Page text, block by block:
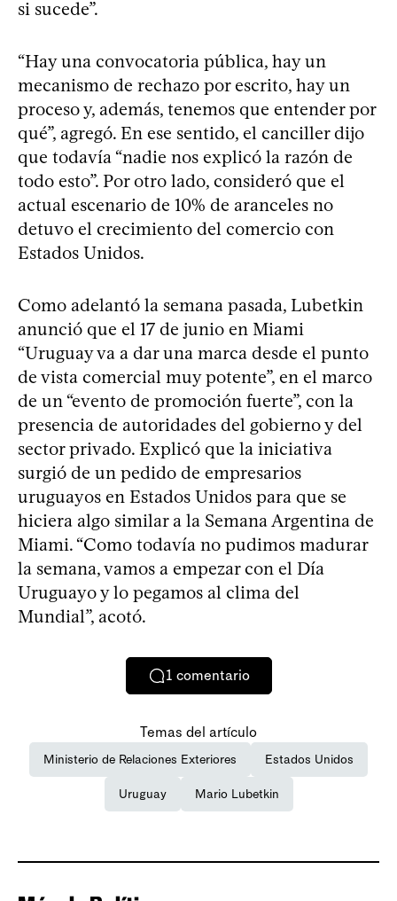
si sucede”.
“Hay una convocatoria pública, hay un
mecanismo de rechazo por escrito, hay un
proceso y, además, tenemos que entender por
qué”, agregó. En ese sentido, el canciller dijo
que todavía “nadie nos explicó la razón de
todo esto”. Por otro lado, consideró que el
actual escenario de 10% de aranceles no
detuvo el crecimiento del comercio con
Estados Unidos.
Como adelantó la semana pasada, Lubetkin
anunció que el 17 de junio en Miami
“Uruguay va a dar una marca desde el punto
de vista comercial muy potente”, en el marco
de un “evento de promoción fuerte”, con la
presencia de autoridades del gobierno y del
sector privado. Explicó que la iniciativa
surgió de un pedido de empresarios
uruguayos en Estados Unidos para que se
hiciera algo similar a la Semana Argentina de
Miami. “Como todavía no pudimos madurar
la semana, vamos a empezar con el Día
Uruguayo y lo pegamos al clima del
Mundial”, acotó.
1 comentario
Temas del artículo
Ministerio de Relaciones Exteriores Estados Unidos
Uruguay Mario Lubetkin